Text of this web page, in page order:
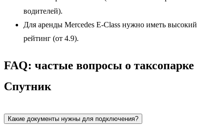
водителей).
Для аренды Mercedes E-Class нужно иметь высокий
рейтинг (от 4.9).
FAQ: частые вопросы о таксопарке
Спутник
Какие документы нужны для подключения?